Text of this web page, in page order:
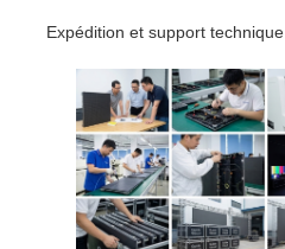
Expédition et support technique